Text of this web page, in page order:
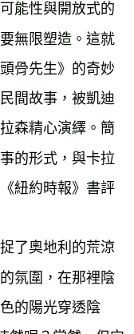
能性與開放式的
無限塑造。這就
骨先生》的奇妙
間故事，被凱迪
森精心演繹。簡
的形式，與卡拉
紐約時報》書評
了奧地利的荒涼
氛圍，在那裡陰
的陽光穿透陰